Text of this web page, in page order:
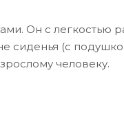
Он с легкостью
сиденья (с
человеку.